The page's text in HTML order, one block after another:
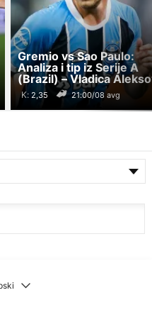
Gremio vs Sao Paulo:
Analiza i tip iz Serije A
(Brazil) – Vladica
K: 21:00/08 avg